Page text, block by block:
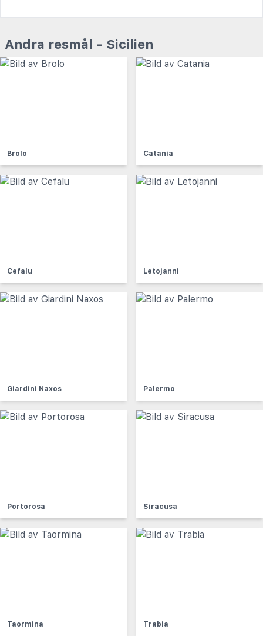
Andra resmål - Sicilien
Brolo Catania
Cefalu Letojanni
Giardini Naxos Palermo
Portorosa Siracusa
Taormina Trabia